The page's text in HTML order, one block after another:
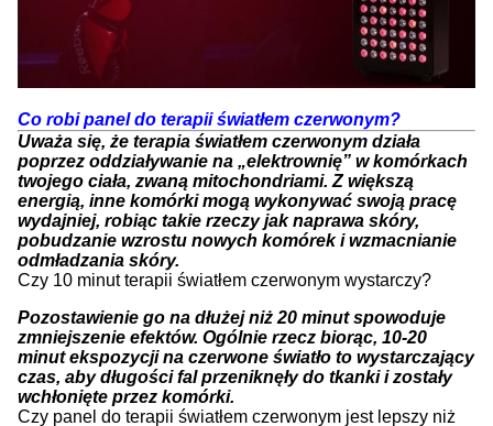
Co robi panel do terapii światłem czerwonym?
Uważa się, że terapia światłem czerwonym działa
poprzez oddziaływanie na „elektrownię” w komórkach
twojego ciała, zwaną mitochondriami. Z większą
energią, inne komórki mogą wykonywać swoją pracę
wydajniej, robiąc takie rzeczy jak naprawa skóry,
pobudzanie wzrostu nowych komórek i wzmacnianie
odmładzania skóry.
Czy 10 minut terapii światłem czerwonym wystarczy?
Pozostawienie go na dłużej niż 20 minut spowoduje
zmniejszenie efektów. Ogólnie rzecz biorąc, 10-20
minut ekspozycji na czerwone światło to wystarczający
czas, aby długości fal przeniknęły do tkanki i zostały
wchłonięte przez komórki.
Czy panel do terapii światłem czerwonym jest lepszy niż